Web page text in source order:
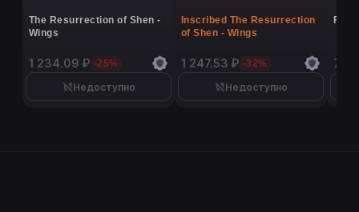
The Resurrection of Shen -
Wings
1 234.09 ₽ -25%
Недоступно
Inscribed The Resurrection
of Shen - Wings
1 247.53 ₽ -32%
Недоступно
7